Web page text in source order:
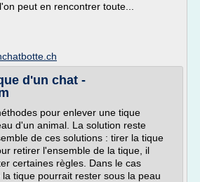
peut en rencontrer toute...
d'un chat -
pour enlever une tique
d'un animal. La solution reste
de ces solutions : tirer la tique
retirer l'ensemble de la tique, il
certaines règles. Dans le cas
tique pourrait rester sous la peau